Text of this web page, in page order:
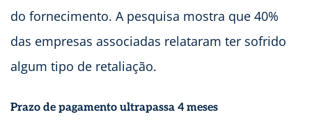
do fornecimento. A pesquisa mostra que 40%
das empresas associadas relataram ter sofrido
algum tipo de retaliação.
Prazo de pagamento ultrapassa 4 meses